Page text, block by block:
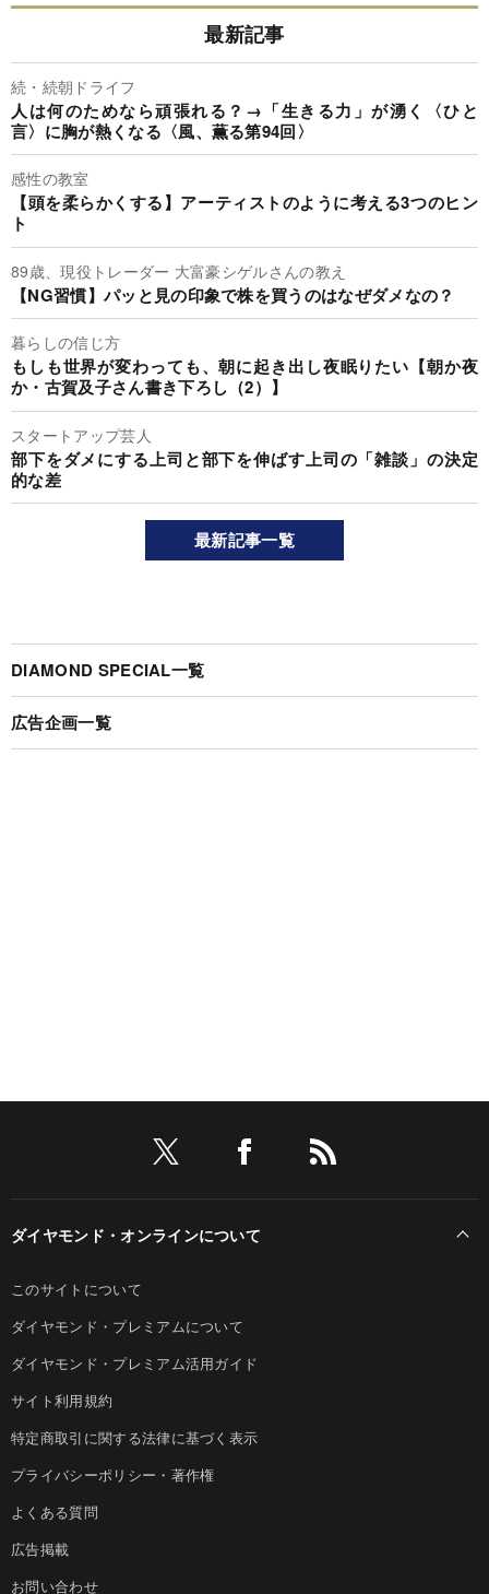
最新記事
続・続朝ドライフ
人は何のためなら頑張れる？→「生きる力」が湧く〈ひと
言〉に胸が熱くなる〈風、薫る第94回〉
感性の教室
【頭を柔らかくする】アーティストのように考える3つのヒン
ト
89歳、現役トレーダー 大富豪シゲルさんの教え
【NG習慣】パッと見の印象で株を買うのはなぜダメなの？
暮らしの信じ方
もしも世界が変わっても、朝に起き出し夜眠りたい【朝か夜
か・古賀及子さん書き下ろし（2）】
スタートアップ芸人
部下をダメにする上司と部下を伸ばす上司の「雑談」の決定
的な差
最新記事一覧
DIAMOND SPECIAL一覧
広告企画一覧
ダイヤモンド・オンラインについて
このサイトについて
ダイヤモンド・プレミアムについて
ダイヤモンド・プレミアム活用ガイド
サイト利用規約
特定商取引に関する法律に基づく表示
プライバシーポリシー・著作権
よくある質問
広告掲載
お問い合わせ